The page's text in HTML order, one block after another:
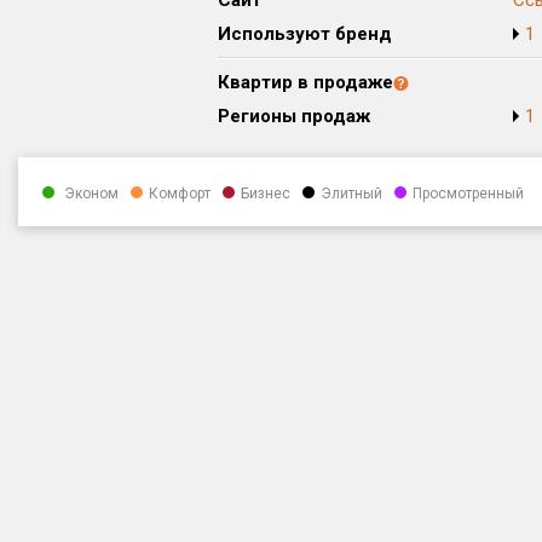
Используют бренд
1
Квартир в продаже
Регионы продаж
1
Эконом Комфорт Бизнес Элитный Просмотренный